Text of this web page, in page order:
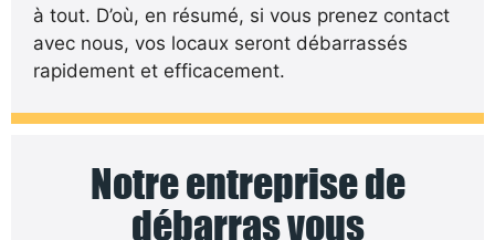
à tout. D’où, en résumé, si vous prenez contact
avec nous, vos locaux seront débarrassés
rapidement et efficacement.
Notre entreprise de
débarras vous